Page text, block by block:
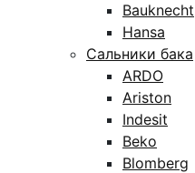
Bauknecht
Hansa
Сальники бака
ARDO
Ariston
Indesit
Beko
Blomberg